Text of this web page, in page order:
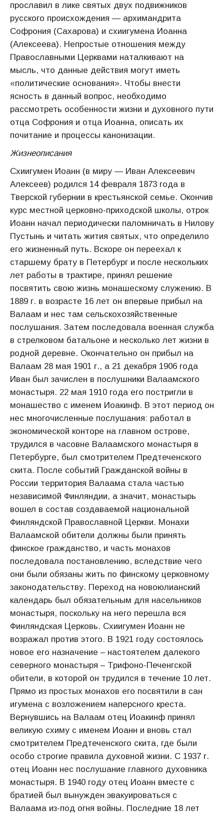
прославил в лике святых двух подвижников
русского происхождения — архимандрита
Софрония (Сахарова) и схиигумена Иоанна
(Алексеева). Непростые отношения между
Православными Церквами наталкивают на
мысль, что данные действия могут иметь
«политические основания». Чтобы внести
ясность в данный вопрос, необходимо
рассмотреть особенности жизни и духовного пути
отца Софрония и отца Иоанна, описать их
почитание и процессы канонизации.
Жизнеописания
Схиигумен Иоанн (в миру — Иван Алексеевич
Алексеев) родился 14 февраля 1873 года в
Тверской губернии в крестьянской семье. Окончив
курс местной церковно-приходской школы, отрок
Иоанн начал периодически паломничать в Нилову
Пустынь и читать жития святых, что определило
его жизненный путь. Вскоре он переехал к
старшему брату в Петербург и после нескольких
лет работы в трактире, принял решение
посвятить свою жизнь монашескому служению. В
1889 г. в возрасте 16 лет он впервые прибыл на
Валаам и нес там сельскохозяйственные
послушания. Затем последовала военная служба
в стрелковом батальоне и несколько лет жизни в
родной деревне. Окончательно он прибыл на
Валаам 28 мая 1901 г., а 21 декабря 1906 года
Иван был зачислен в послушники Валаамского
монастыря. 22 мая 1910 года его постригли в
монашество с именем Иоакинф. В этот период он
нес многочисленные послушания: работал в
экономической конторе на главном острове,
трудился в часовне Валаамского монастыря в
Петербурге, был смотрителем Предтеченского
скита. После событий Гражданской войны в
России территория Валаама стала частью
независимой Финляндии, а значит, монастырь
вошел в состав создаваемой национальной
Финляндской Православной Церкви. Монахи
Валаамской обители должны были принять
финское гражданство, и часть монахов
последовала постановлению, вследствие чего
они были обязаны жить по финскому церковному
законодательству. Переход на новоюлианский
календарь был обязательным для насельников
монастыря, поскольку на него перешла вся
Финляндская Церковь. Схиигумен Иоанн не
возражал против этого. В 1921 году состоялось
новое его назначение – настоятелем далекого
северного монастыря – Трифоно-Печенгской
обители, в которой он трудился в течение 10 лет.
Прямо из простых монахов его посвятили в сан
игумена с возложением наперсного креста.
Вернувшись на Валаам отец Иоакинф принял
великую схиму с именем Иоанн и вновь стал
смотрителем Предтеченского скита, где были
особо строгие правила духовной жизни. С 1937 г.
отец Иоанн нес послушание главного духовника
монастыря. В 1940 году отец Иоанн вместе с
братией был вынужден эвакуироваться с
Валаама из-под огня войны. Последние 18 лет